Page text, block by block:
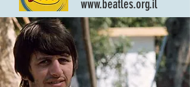
www.beatles.org.il